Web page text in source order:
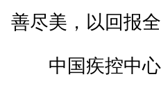
善尽美，以回报
中国疾控中心